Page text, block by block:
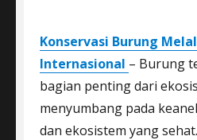
Konservasi Burung
Internasional – Burung
bagian penting dari
menyumbang pada
dan ekosistem yang